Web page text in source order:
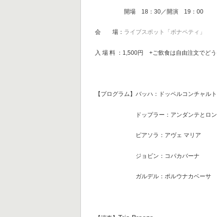
開場 18：30／開演 19：00
会 場： ライブスポット「ボナペティ」
入 場 料 ：1,500円 +ご飲食は自由注文でど
【プログラム】バッハ：ドッペルコンチャル
ドップラー：アンダンテとロン
ピアソラ：アヴェ マリア
ジョビン：コパカバーナ
ガルデル：ポルウナ